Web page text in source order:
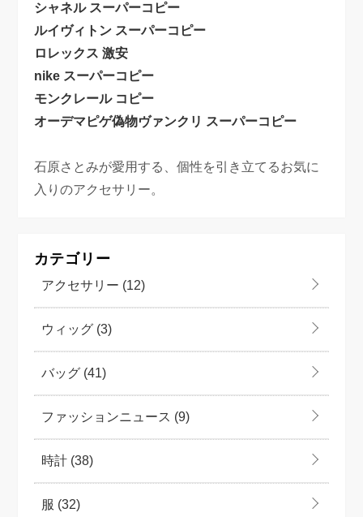
シャネル スーパーコピー
ルイヴィトン スーパーコピー
ロレックス 激安
nike スーパーコピー
モンクレール コピー
オーデマピゲ偽物ヴァンクリ スーパーコピー
石原さとみが愛用する、個性を引き立てるお気に
入りのアクセサリー。
カテゴリー
アクセサリー (12)
ウィッグ (3)
バッグ (41)
ファッションニュース (9)
時計 (38)
服 (32)